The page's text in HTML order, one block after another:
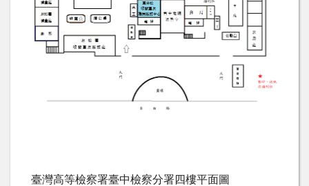
臺灣高等檢察署臺中檢察分署四樓平面圖